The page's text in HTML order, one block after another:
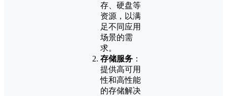
存、硬盘等
资源，以满
足不同应用
场景的需
求。
存储服务 ：
提供高可用
性和高性能
的存储解决